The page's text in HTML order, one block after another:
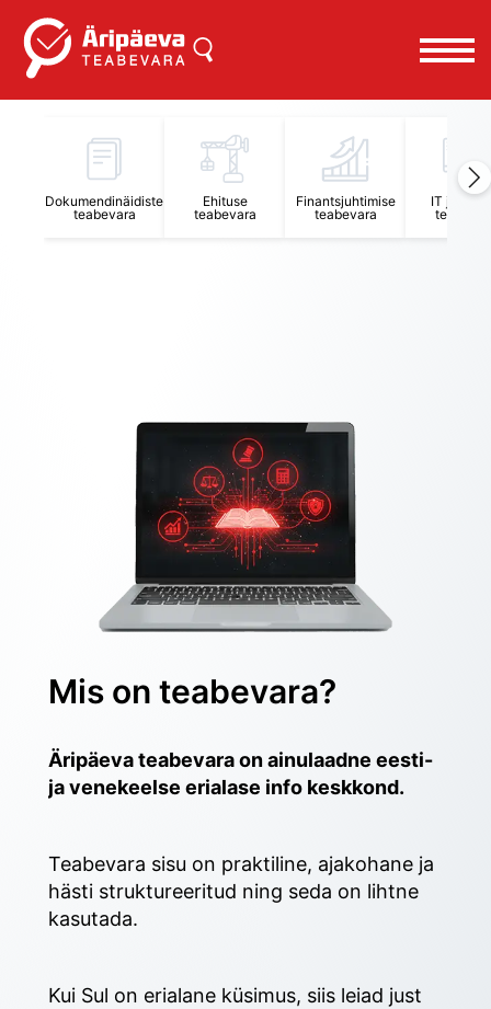
Dokumendinäidiste
teabevara
Ehituse
teabevara
Finantsjuhtimise
teabevara
IT
Mis on teabevara?
Äripäeva teabevara on ainulaadne eesti-
ja venekeelse erialase info keskkond.
Teabevara sisu on praktiline, ajakohane ja
hästi struktureeritud ning seda on lihtne
kasutada.
Kui Sul on erialane küsimus, siis leiad just